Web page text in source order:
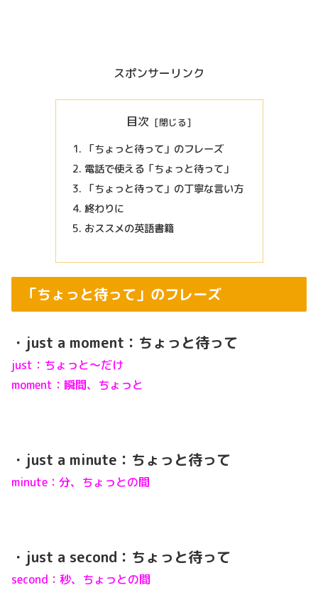
スポンサーリンク
目次
「ちょっと待って」のフレーズ
電話で使える「ちょっと待って」
「ちょっと待って」の丁寧な言い方
終わりに
おススメの英語書籍
「ちょっと待って」のフレーズ
・just a moment：ちょっと待って
just：ちょっと～だけ
moment：瞬間、ちょっと
・just a minute：ちょっと待って
minute：分、ちょっとの間
・just a second：ちょっと待って
second：秒、ちょっとの間